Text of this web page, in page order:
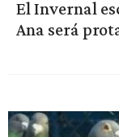
El Invernal
Ana será